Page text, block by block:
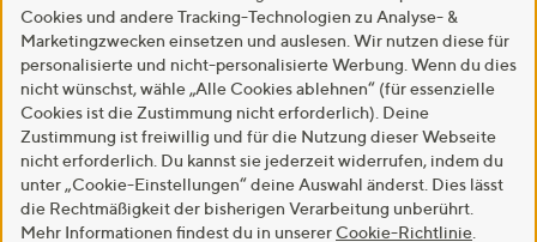
Cookies und andere Tracking-Technologien zu Analyse- &
Marketingzwecken einsetzen und auslesen. Wir nutzen diese für
personalisierte und nicht-personalisierte Werbung. Wenn du dies
nicht wünschst, wähle „Alle Cookies ablehnen“ (für essenzielle
Cookies ist die Zustimmung nicht erforderlich). Deine
Zustimmung ist freiwillig und für die Nutzung dieser Webseite
nicht erforderlich. Du kannst sie jederzeit widerrufen, indem du
unter „Cookie-Einstellungen“ deine Auswahl änderst. Dies lässt
die Rechtmäßigkeit der bisherigen Verarbeitung unberührt.
Mehr Informationen findest du in unserer Cookie-Richtlinie